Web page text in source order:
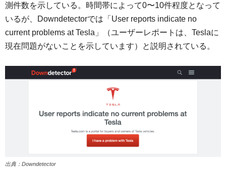
測件数を示している。時間帯によって0〜10件程度となって
いるが、Downdetectorでは「User reports indicate no
current problems at Tesla」（ユーザーレポートは、Teslaに
現在問題がないことを示しています）と説明されている。
出典：Downdetector